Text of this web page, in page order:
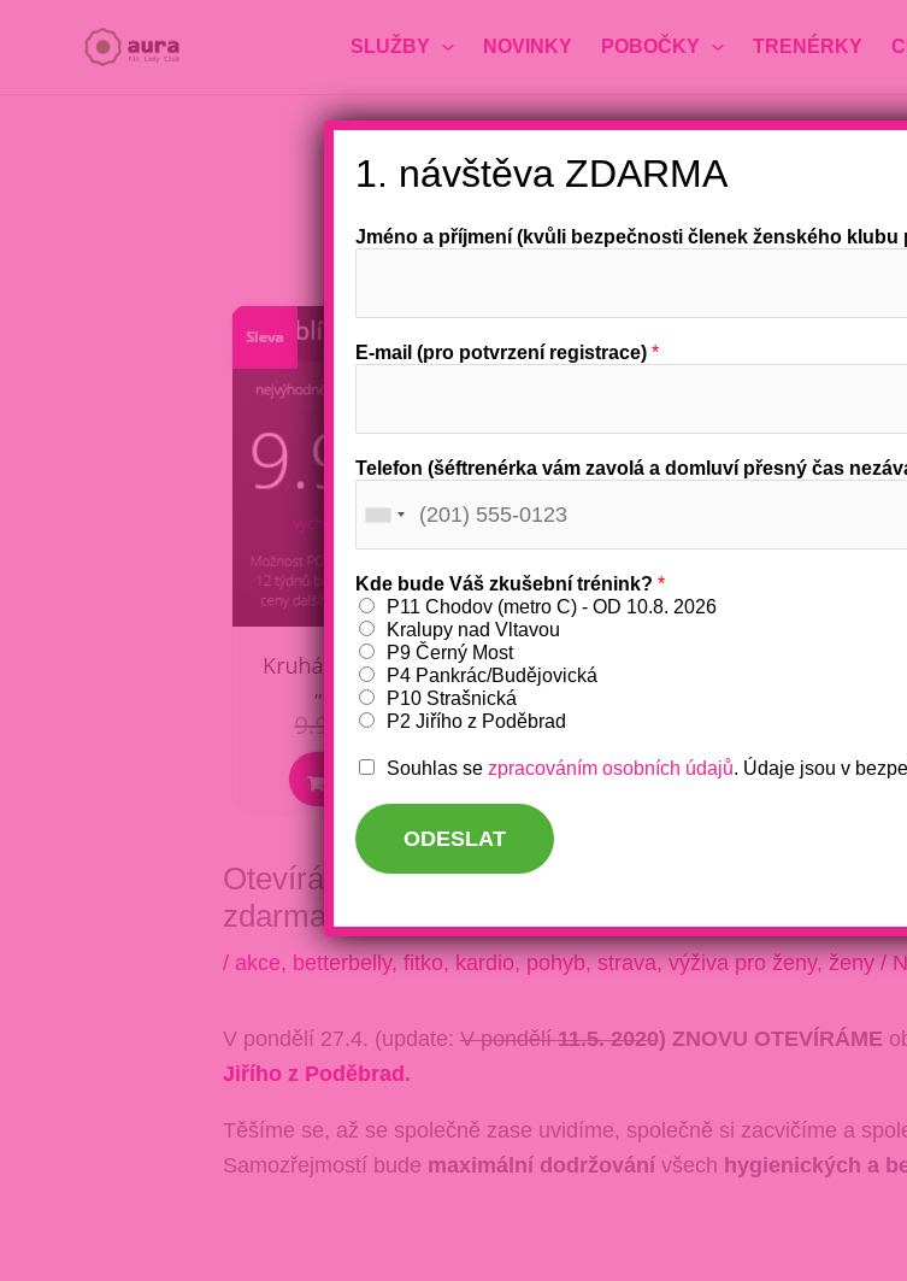
SLUŽBY NOVINKY POBOČKY TRENÉRKY
Otevíráme (11.5.) – update již 27.4.! Makáme,
zdarma „Příprava do plavek“
/ akce, betterbelly,fitko,kardio,pohyb,strava,výživa pro ženy,ženy/
V pondělí 27.4. (update: V pondělí11.5. 2020) ZNOVU OTEVÍRÁME
Jiřího z Poděbrad .
Těšíme se, až se společně zase uvidíme, společně si zacvičíme a
Samozřejmostí bude maximální dodržování všech hygienických a
1. návštěva ZDARMA
Jméno a příjmení (kvůli bezpečnosti členek ženského klubu
E-mail (pro potvrzení registrace) *
Telefon (šéftrenérka vám zavolá a domluví přesný čas
Kde bude Váš zkušební trénink? *
P11 Chodov (metro C) - OD 10.8. 2026
Kralupy nad Vltavou
P9 Černý Most
P4 Pankrác/Budějovická
P10 Strašnická
P2 Jiřího z Poděbrad
Souhlas se zpracováním osobních údajů. Údaje jsou v
ODESLAT